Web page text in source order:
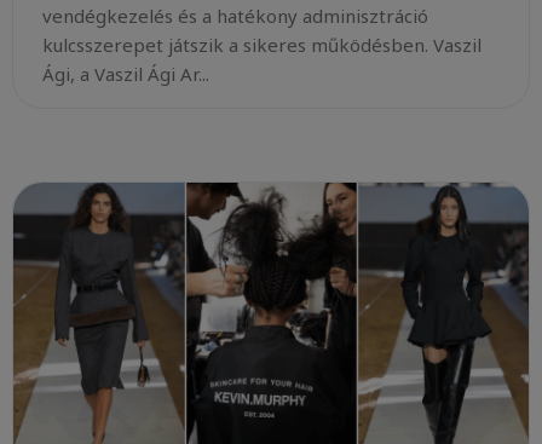
vendégkezelés és a hatékony adminisztráció
kulcsszerepet játszik a sikeres működésben. Vaszil
Ági, a Vaszil Ági Ar...